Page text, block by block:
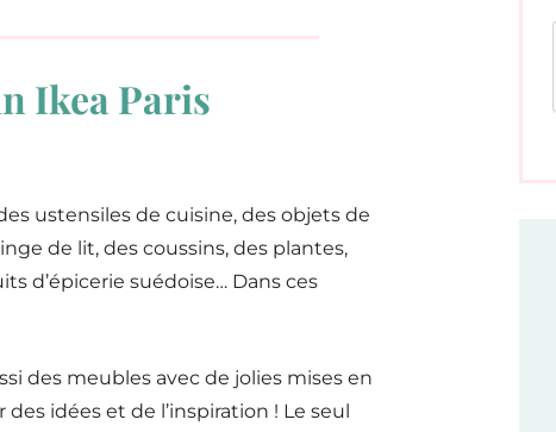
Ikea Paris
ustensiles de cuisine, des objets de
de lit, des coussins, des plantes,
d’épicerie suédoise… Dans ces
des meubles avec de jolies mises en
idées et de l’inspiration ! Le seul